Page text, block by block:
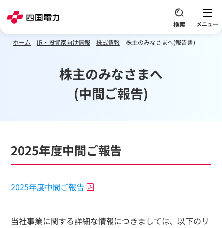
ホーム IR・投資家向け情報 株式情報 株主のみなさまへ(報告書)
株主のみなさまへ
(中間ご報告)
2025年度中間ご報告
2025年度中間ご報告
当社事業に関する詳細な情報につきましては、以下のリ